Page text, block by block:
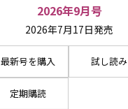
2026年9月号
2026年7月17日発売
最新号を購入 試し読み
定期購読